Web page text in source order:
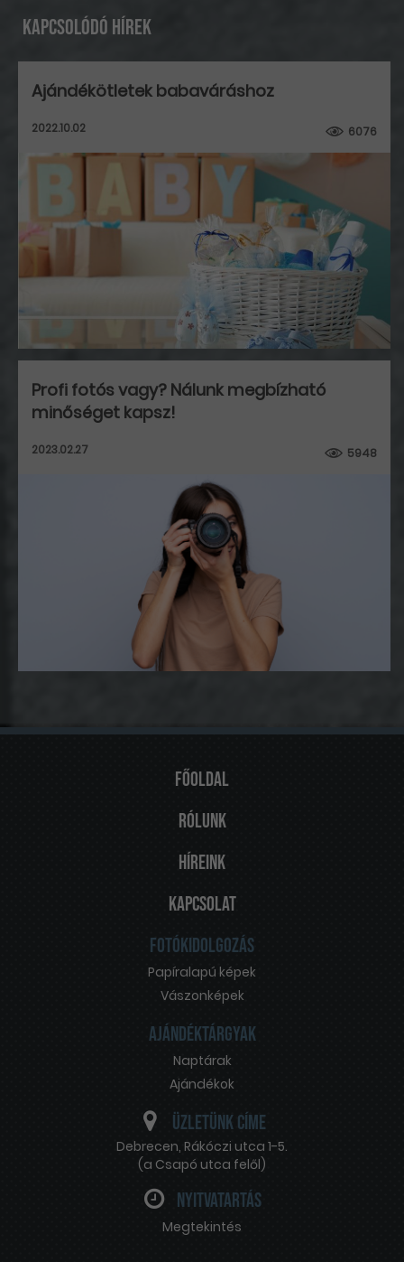
Kapcsolódó hírek
Ajándékötletek babaváráshoz
2022.10.02 6076
Profi fotós vagy? Nálunk megbízható
minőséget kapsz!
2023.02.27 5948
Főoldal
Rólunk
Híreink
Kapcsolat
Fotókidolgozás
Papíralapú képek
Vászonképek
Ajándéktárgyak
Naptárak
Ajándékok
Üzletünk címe
Debrecen, Rákóczi utca 1-5.
(a Csapó utca felől)
Nyitvatartás
Megtekintés